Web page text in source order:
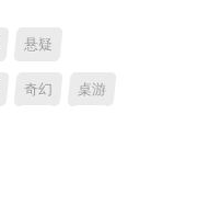
悬疑
奇幻 桌游